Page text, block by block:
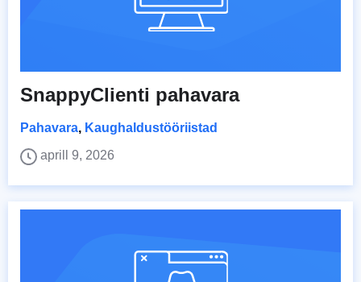
SnappyClienti pahavara
Pahavara, Kaughaldustööriistad
aprill 9, 2026